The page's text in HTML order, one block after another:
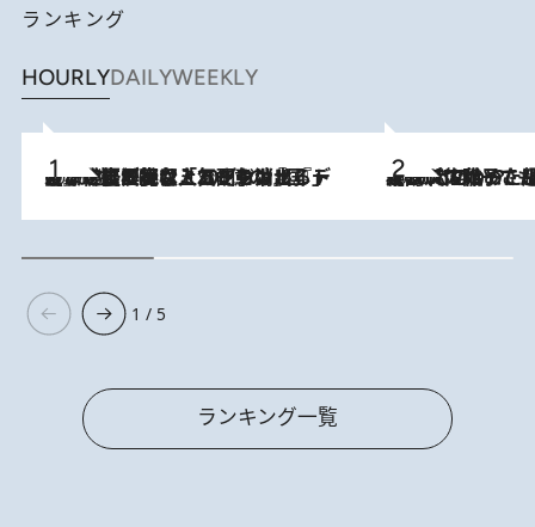
ランキング
HOURLYDAILYWEEKLY
2026.8.5
【なぜ吉沢亮は「気配を消せる」のか？】興行収入208億の『国宝』を経て挑むミュージカル『ディア・エヴァン・ハンセン』。トップ俳優が舞台上でさらけ出した“孤独”とは 2026.8.5
【阿川佐和子さんの年とる力】なぜ70代で始めた趣味は“こんなに楽しい”のか？ ピアノ、俳句…スランプに陥っても続けられる“ある秘訣”とは
1 / 5
ランキング一覧